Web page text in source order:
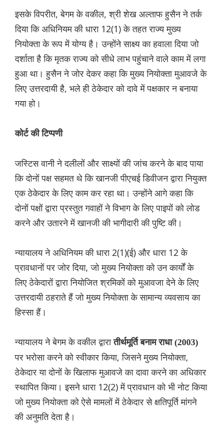
इसके विपरीत, बेगम के वकील, श्री शेख अल्ताफ हुसैन ने तर्क
दिया कि अधिनियम की धारा 12(1) के तहत राज्य मुख्य
नियोक्ता के रूप में योग्य है। उन्होंने साक्ष्य का हवाला दिया जो
दर्शाता है कि मृतक राज्य को सीधे लाभ पहुंचाने वाले काम में लगा
हुआ था। हुसैन ने जोर देकर कहा कि मुख्य नियोक्ता मुआवजे के
लिए उत्तरदायी है, भले ही ठेकेदार को दावे में पक्षकार न बनाया
गया हो।
कोर्ट की टिप्पणी
जस्टिस वानी ने दलीलों और साक्ष्यों की जांच करने के बाद पाया
कि दोनों पक्ष सहमत थे कि खानजी पीएचई डिवीजन द्वारा नियुक्त
एक ठेकेदार के लिए काम कर रहा था। उन्होंने आगे कहा कि
दोनों पक्षों द्वारा प्रस्तुत गवाहों ने विभाग के लिए पाइपों को लोड
करने और उतारने में खानजी की भागीदारी की पुष्टि की।
न्यायालय ने अधिनियम की धारा 2(1)(ई) और धारा 12 के
प्रावधानों पर जोर दिया, जो मुख्य नियोक्ता को उन कार्यों के
लिए ठेकेदारों द्वारा नियोजित श्रमिकों को मुआवजा देने के लिए
उत्तरदायी ठहराते हैं जो मुख्य नियोक्ता के सामान्य व्यवसाय का
हिस्सा हैं।
न्यायालय ने बेगम के वकील द्वारातीर्थमूर्ति बनाम राधा (2003)
पर भरोसा करने को स्वीकार किया, जिसने मुख्य नियोक्ता,
ठेकेदार या दोनों के खिलाफ मुआवजे का दावा करने का अधिकार
स्थापित किया। इसने धारा 12(2) में प्रावधान को भी नोट किया
जो मुख्य नियोक्ता को ऐसे मामलों में ठेकेदार से क्षतिपूर्ति मांगने
की अनुमति देता है।